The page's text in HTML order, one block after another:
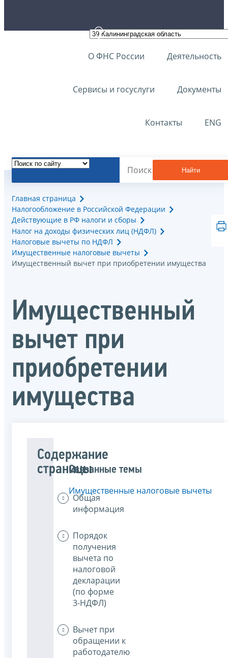
О ФНС России Деятельность
Сервисы и госуслуги Документы
Контакты ENG
Найти
Главная страница
Налогообложение в Российской Федерации
Действующие в РФ налоги и сборы
Налог на доходы физических лиц (НДФЛ)
Налоговые вычеты по НДФЛ
Имущественные налоговые вычеты
Имущественный вычет при приобретении имущества
Имущественный
вычет при
приобретении
имущества
Содержание
страницы
Общая
информация
Порядок
получения
вычета по
налоговой
декларации
(по форме
3-НДФЛ)
Вычет при
обращении к
работодателю
Связанные темы
Имущественные налоговые вычеты